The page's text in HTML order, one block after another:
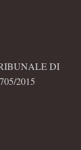
DI
2015